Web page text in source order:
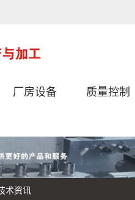
厂房设备 质量控制
术资讯